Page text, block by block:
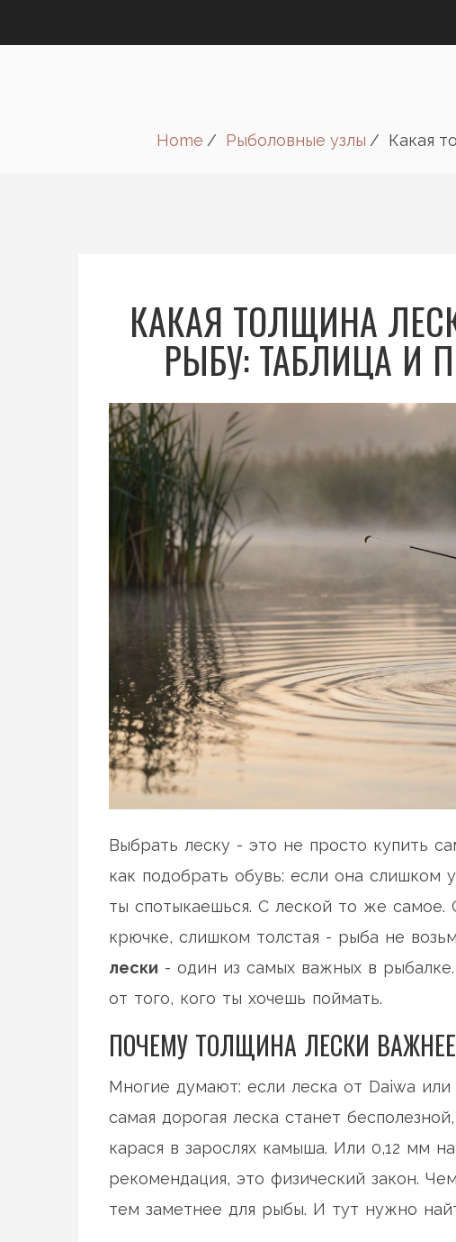
Home Рыболовные узлы Какая
КАКАЯ ТОЛЩИНА
РЫБУ: ТАБЛИЦА И
Выбрать леску - это не просто купить
как подобрать обувь: если она слишком
ты спотыкаешься. С леской то же
крючке, слишком толстая - рыба не
лески - один из самых важных в
от того, кого ты хочешь поймать.
ПОЧЕМУ ТОЛЩИНА ЛЕСКИ
Многие думают: если леска от Daiwa
самая дорогая леска станет
карася в зарослях камыша. Или 0,12 мм
рекомендация, это физический закон.
тем заметнее для рыбы. И тут нужно